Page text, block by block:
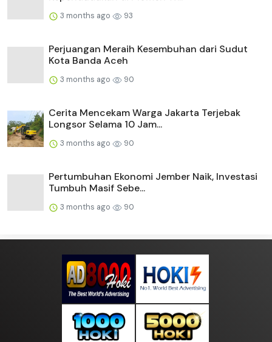
3 months ago 93
Perjuangan Meraih Kesembuhan dari Sudut
Kota Banda Aceh
3 months ago 90
Cerita Mencekam Warga Jakarta Terjebak
Longsor Selama 10 Jam...
3 months ago 90
Pertumbuhan Ekonomi Jember Naik, Investasi
Tumbuh Masif Sebe...
3 months ago 90